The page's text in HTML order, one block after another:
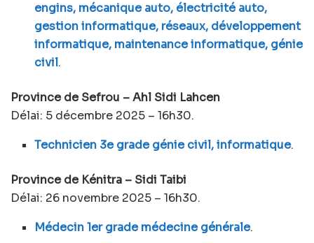
engins, mécanique auto, électricité auto,
gestion informatique, réseaux, développement
informatique, maintenance informatique, génie
civil.
Province de Sefrou – Ahl Sidi Lahcen
Délai: 5 décembre 2025 – 16h30.
Technicien 3e grade génie civil, informatique.
Province de Kénitra – Sidi Taibi
Délai: 26 novembre 2025 – 16h30.
Médecin 1er grade médecine générale.